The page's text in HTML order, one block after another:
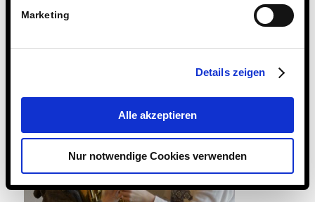
Marketing
Details zeigen
Alle akzeptieren
Nur notwendige Cookies verwenden